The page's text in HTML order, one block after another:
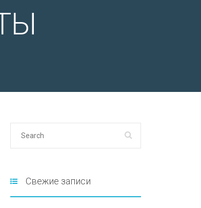
Свежие записи